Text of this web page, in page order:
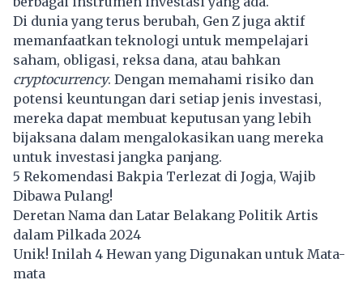
Di dunia yang terus berubah, Gen Z juga aktif
memanfaatkan teknologi untuk mempelajari
saham, obligasi, reksa dana, atau bahkan
cryptocurrency. Dengan memahami risiko dan
potensi keuntungan dari setiap jenis investasi,
mereka dapat membuat keputusan yang lebih
bijaksana dalam mengalokasikan uang mereka
untuk investasi jangka panjang.
5 Rekomendasi Bakpia Terlezat di Jogja, Wajib
Dibawa Pulang!
Deretan Nama dan Latar Belakang Politik Artis
dalam Pilkada 2024
Unik! Inilah 4 Hewan yang Digunakan untuk Mata-
mata